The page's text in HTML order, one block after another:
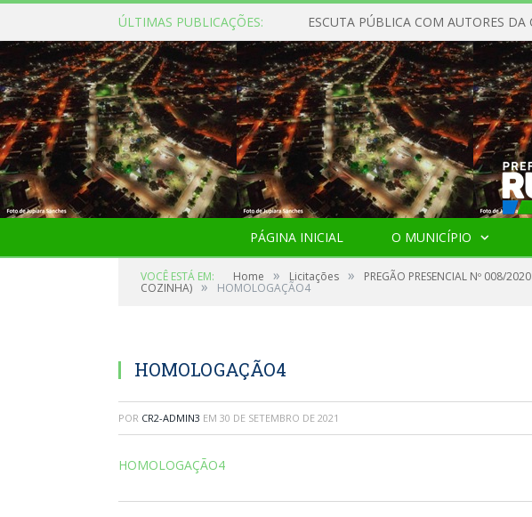
ÚLTIMAS PUBLICAÇÕES: ESCUTA PÚBLICA COM AUTORES DA
PÁGINA INICIAL O MUNICÍPIO
VOCÊ ESTÁ EM: Home » Licitações » PREGÃO PRESENCIAL Nº 008/
COZINHA) » HOMOLOGAÇÃO4
HOMOLOGAÇÃO4
POR CR2-ADMIN3 EM 30 DE SETEMBRO DE 2021
HOMOLOGAÇÃO4